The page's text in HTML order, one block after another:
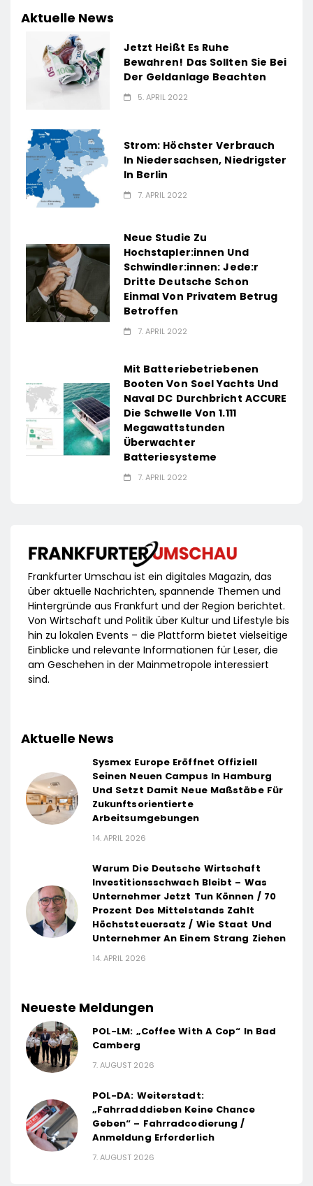
Aktuelle News
Jetzt Heißt Es Ruhe
Bewahren! Das Sollten Sie Bei
Der Geldanlage Beachten
5. APRIL 2022
Strom: Höchster Verbrauch
In Niedersachsen, Niedrigster
In Berlin
7. APRIL 2022
Neue Studie Zu
Hochstapler:innen Und
Schwindler:innen: Jede:r
Dritte Deutsche Schon
Einmal Von Privatem Betrug
Betroffen
7. APRIL 2022
Mit Batteriebetriebenen
Booten Von Soel Yachts Und
Naval DC Durchbricht ACCURE
Die Schwelle Von 1.111
Megawattstunden
Überwachter
Batteriesysteme
7. APRIL 2022
Frankfurter Umschau ist ein digitales Magazin, das
über aktuelle Nachrichten, spannende Themen und
Hintergründe aus Frankfurt und der Region berichtet.
Von Wirtschaft und Politik über Kultur und Lifestyle bis
hin zu lokalen Events – die Plattform bietet vielseitige
Einblicke und relevante Informationen für Leser, die
am Geschehen in der Mainmetropole interessiert
sind.
Aktuelle News
Sysmex Europe Eröffnet Offiziell
Seinen Neuen Campus In Hamburg
Und Setzt Damit Neue Maßstäbe Für
Zukunftsorientierte
Arbeitsumgebungen
14. APRIL 2026
Warum Die Deutsche Wirtschaft
Investitionsschwach Bleibt – Was
Unternehmer Jetzt Tun Können / 70
Prozent Des Mittelstands Zahlt
Höchststeuersatz / Wie Staat Und
Unternehmer An Einem Strang Ziehen
14. APRIL 2026
Neueste Meldungen
POL-LM: „Coffee With A Cop“ In Bad
Camberg
7. AUGUST 2026
POL-DA: Weiterstadt:
„Fahrradddieben Keine Chance
Geben“ – Fahrradcodierung /
Anmeldung Erforderlich
7. AUGUST 2026